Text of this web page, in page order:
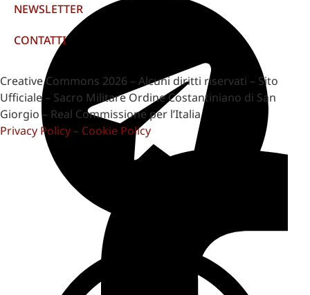
NEWSLETTER
CONTATTI
Creative Commons 2026 – Alcuni diritti riservati – Sito
Ufficiale – Sacro Militare Ordine Costantiniano di San
Giorgio – Real Commissione per l’Italia
Privacy Policy – Cookie Policy